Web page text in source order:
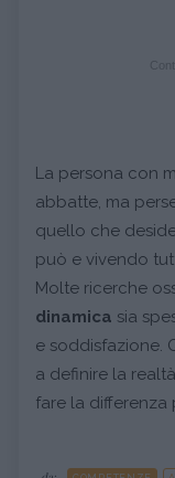
La persona con
abbatte, ma
quello che
può e vivendo
Molte ricerche
dinamica sia
e soddisfazione.
a definire la
fare la differenza